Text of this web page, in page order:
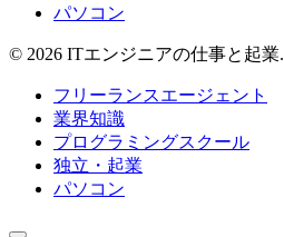
パソコン
© 2026 ITエンジニアの仕事と起業.
フリーランスエージェント
業界知識
プログラミングスクール
独立・起業
パソコン